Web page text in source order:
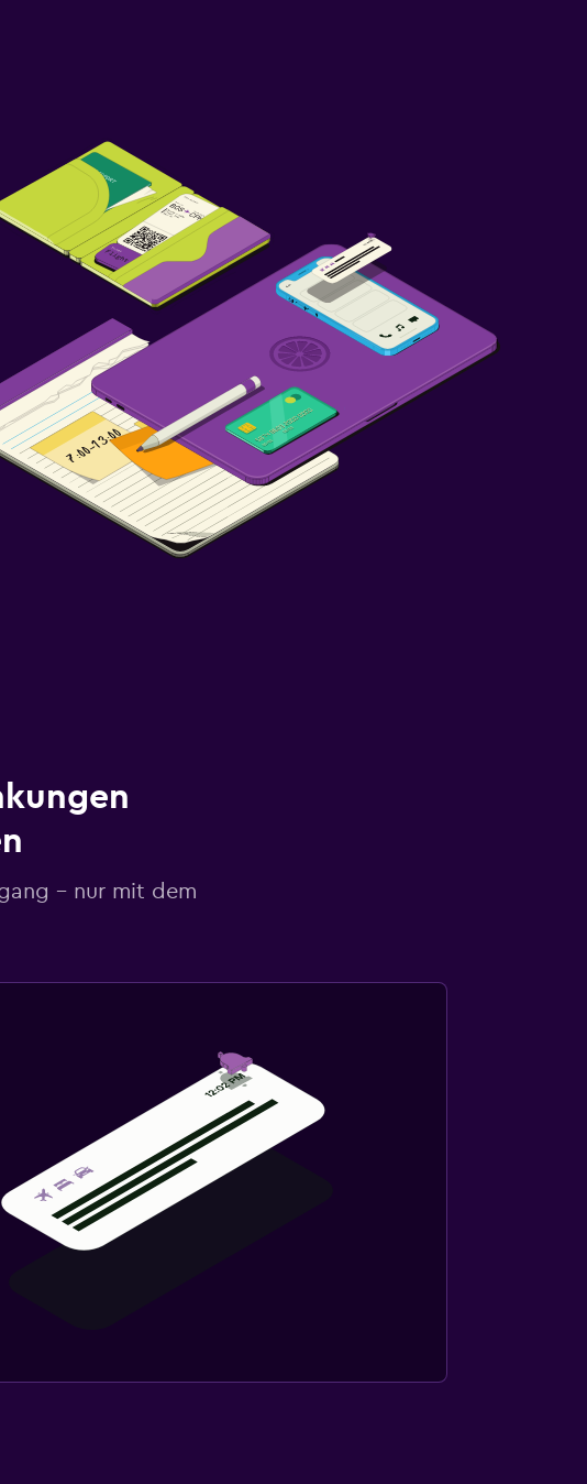
– nur mit dem